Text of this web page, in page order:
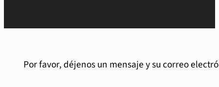
Por favor, déjenos un mensaje y su correo